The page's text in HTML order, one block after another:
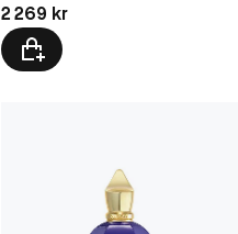
Pris: 2 269 kr
2 269 kr